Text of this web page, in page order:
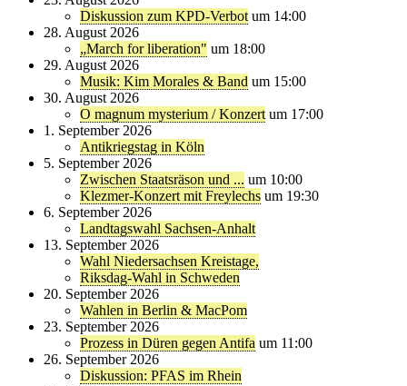
Diskussion zum KPD-Verbot um 14:00
28. August 2026
„March for liberation" um 18:00
29. August 2026
Musik: Kim Morales & Band um 15:00
30. August 2026
O magnum mysterium / Konzert um 17:00
1. September 2026
Antikriegstag in Köln
5. September 2026
Zwischen Staatsräson und ... um 10:00
Klezmer-Konzert mit Freylechs um 19:30
6. September 2026
Landtagswahl Sachsen-Anhalt
13. September 2026
Wahl Niedersachsen Kreistage,
Riksdag-Wahl in Schweden
20. September 2026
Wahlen in Berlin & MacPom
23. September 2026
Prozess in Düren gegen Antifa um 11:00
26. September 2026
Diskussion: PFAS im Rhein